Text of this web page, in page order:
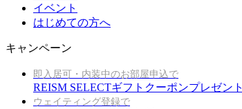
イベント
はじめての方へ
キャンペーン
即入居可・内装中のお部屋申込で
REISM SELECTギフトクーポンプレゼント
ウェイティング登録で